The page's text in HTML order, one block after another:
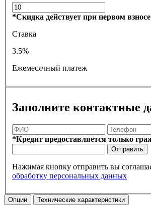
*Скидка действует при первом
Ставка
3.5%
Ежемесячный платеж
Заполните контактные
*Кредит предоставляется только
Отправить
Нажимая кнопку отправить вы
обработку персональных данных
Опции Технические характеристики